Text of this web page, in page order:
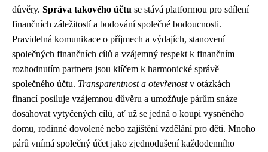
důvěry. Správa takového účtu se stává platformou pro sdílení
finančních záležitostí a budování společné budoucnosti.
Pravidelná komunikace o příjmech a výdajích, stanovení
společných finančních cílů a vzájemný respekt k finančním
rozhodnutím partnera jsou klíčem k harmonické správě
společného účtu. Transparentnost a otevřenostv otázkách
financí posiluje vzájemnou důvěru a umožňuje párům snáze
dosahovat vytyčených cílů, ať už se jedná o koupi vysněného
domu, rodinné dovolené nebo zajištění vzdělání pro děti. Mnoho
párů vnímá společný účet jako zjednodušení každodenního